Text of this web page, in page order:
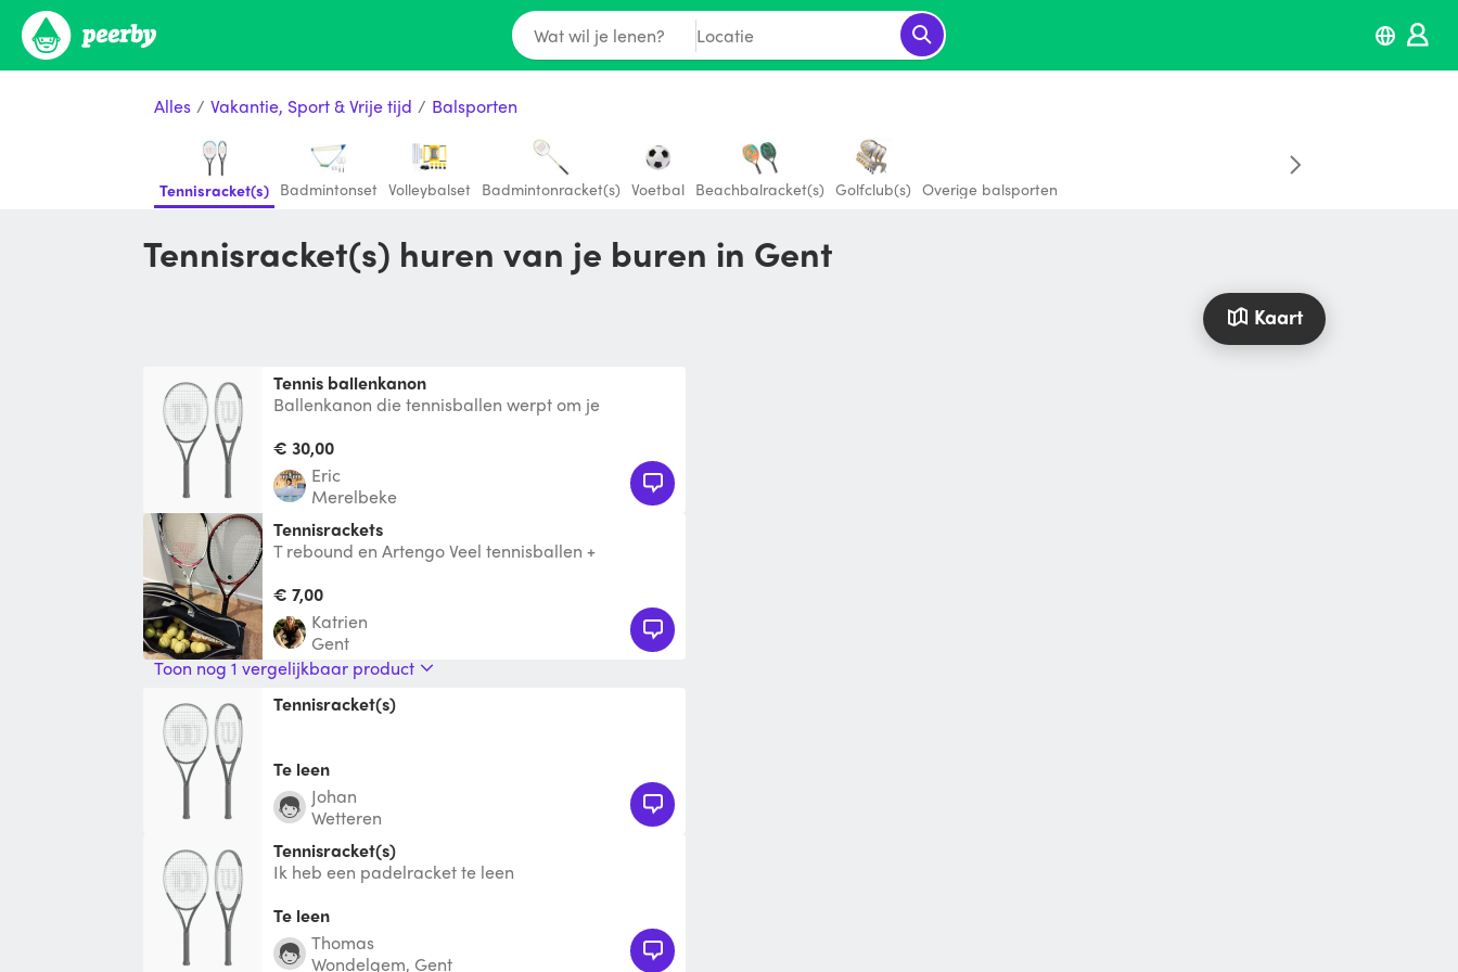
Wat wil je lenen? Locatie
Alles / Vakantie, Sport & Vrije tijd / Balsporten
Tennisracket(s) Badmintonset Volleybalset Badmintonracket(s) Voetbal Beachbalracket(s) Golfclub(s) Overige balsporten
Tennisracket(s) huren van je buren in Gent
Kaart
Tennis ballenkanon
Ballenkanon die tennisballen werpt om je
Snelhe
€ 30,00
Eric
Merelbeke
Tennisrackets
T rebound en Artengo Veel tennisballen +
€ 7,00
Katrien
Gent
Toon nog 1 vergelijkbaar product
Tennisracket(s)
Te leen
Johan
Wetteren
Tennisracket(s)
Ik heb een padelracket te leen
Te leen
Thomas
Wondelgem, Gent